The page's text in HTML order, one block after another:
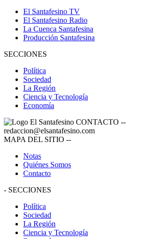
El Santafesino TV
El Santafesino Radio
La Cuenca Santafesina
Producción Santafesina
SECCIONES
Política
Sociedad
La Región
Ciencia y Tecnología
Economía
CONTACTO --
redaccion@elsantafesino.com
MAPA DEL SITIO --
Notas
Quiénes Somos
Contacto
- SECCIONES
Política
Sociedad
La Región
Ciencia y Tecnología